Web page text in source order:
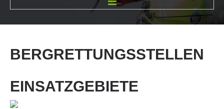
BERGRETTUNGSSTELLEN
EINSATZGEBIETE